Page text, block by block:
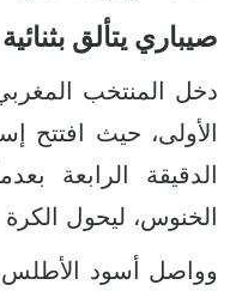
صيباري يتألق
دخل المنتخب
الأولى، حيث افتتح
الدقيقة الرابعة
الخنوس، ليحول
وواصل أسود